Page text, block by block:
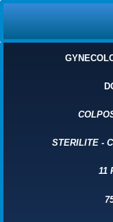
STERILITE-
11